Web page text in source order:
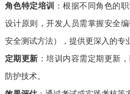
角色特定培训 ：根据不同角色的
设计原则，开发人员需掌握安全
安全测试方法），提供更深入的专
定期更新 ：培训内容需定期更新
防护技术。